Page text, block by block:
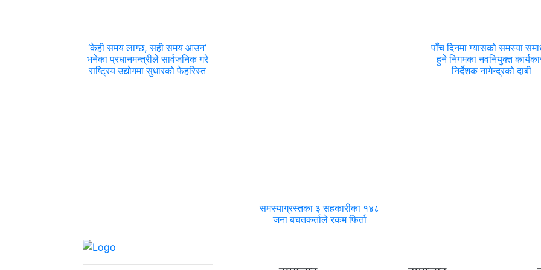
‘केही समय लाग्छ, सही समय आउन’
भनेका प्रधानमन्त्रीले सार्वजनिक गरे
राष्ट्रिय उद्योगमा सुधारको फेहरिस्त
समस्याग्रस्तका ३ सहकारीका १४८
जना बचतकर्ताले रकम फिर्ता
पाँच दिनमा ग्यासको समस्या
हुने निगमका नवनियुक्त
निर्देशक नागेन्द्रको दाबी